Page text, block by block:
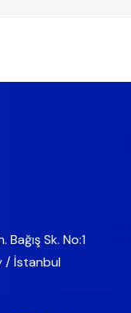
Bağış Sk. No:1
/ İstanbul